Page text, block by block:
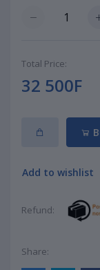
Total Price:
32 500F
Add to wishlist
Refund:
Share: